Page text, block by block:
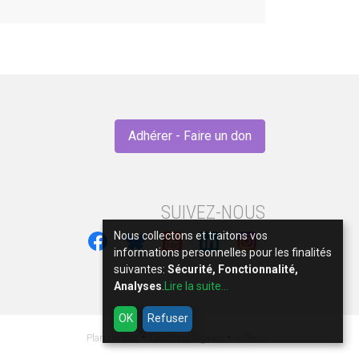
Adhérer - Faire un don
SUIVEZ-NOUS
Plan du site
Nous collectons et traitons vos
informations personnelles pour les finalités
suivantes: Sécurité, Fonctionnalité,
Analyses
Lire la suite...
OK Refuser